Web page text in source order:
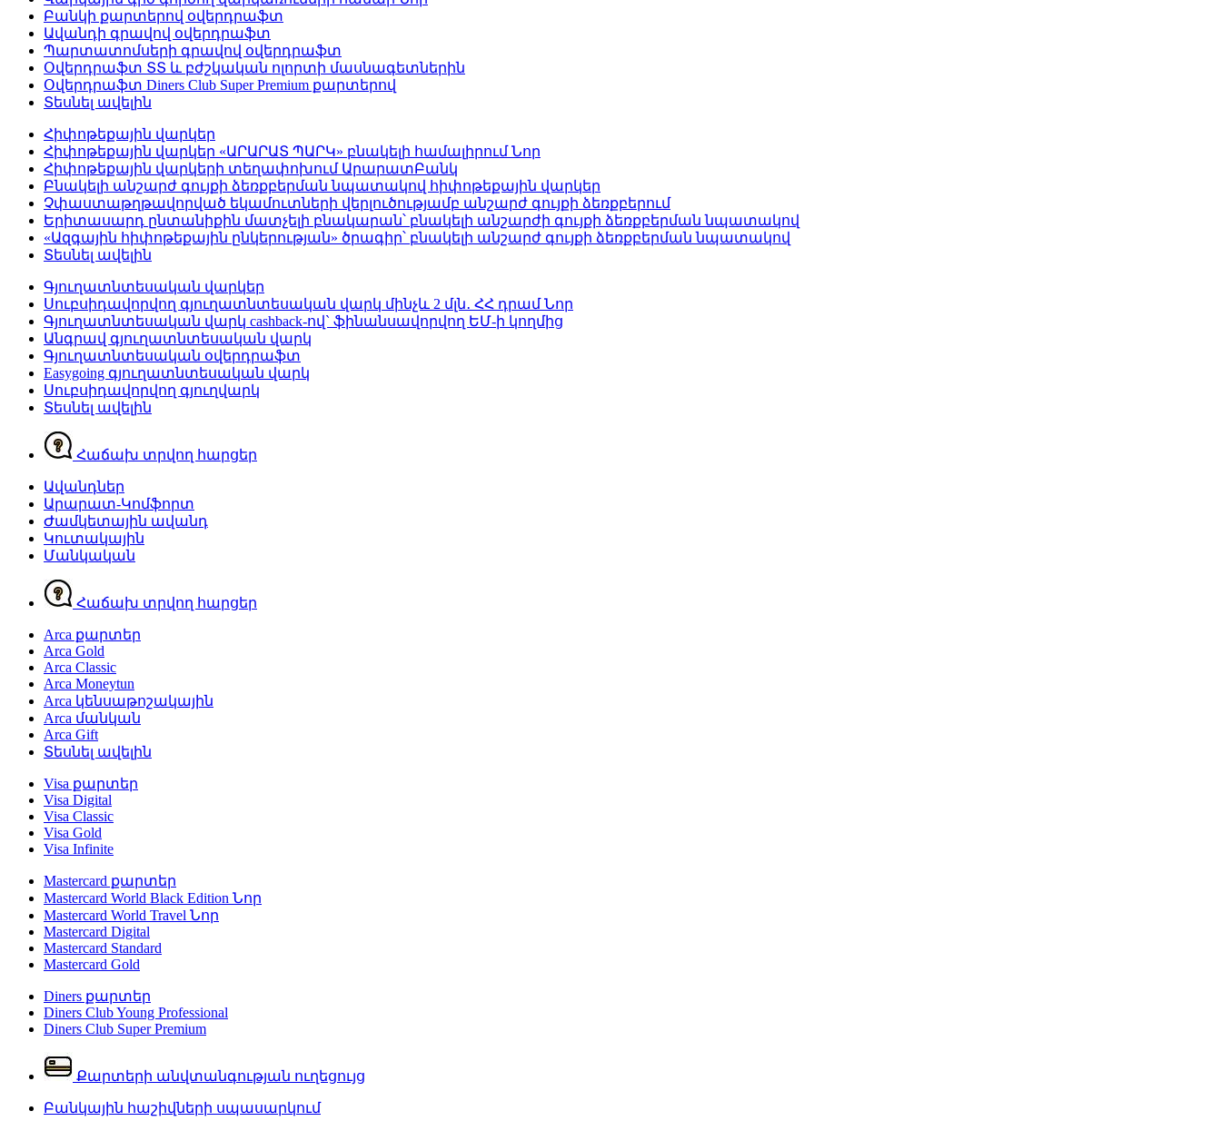
Բանկի քարտերով օվերդրաֆտ
Ավանդի գրավով օվերդրաֆտ
Պարտատոմսերի գրավով օվերդրաֆտ
Օվերդրաֆտ ՏՏ և բժշկական ոլորտի մասնագետներին
Օվերդրաֆտ Diners Club Super Premium քարտերով
Տեսնել ավելին
Հիփոթեքային վարկեր
Հիփոթեքային վարկեր «ԱՐԱՐԱՏ ՊԱՐԿ» բնակելի համալիրումՆոր
Հիփոթեքային վարկերի տեղափոխում ԱրարատԲանկ
Բնակելի անշարժ գույքի ձեռքբերման նպատակով հիփոթեքային վարկեր
Չփաստաթղթավորված եկամուտների վերլուծությամբ անշարժ գույքի ձեռքբերում
Երիտասարդ ընտանիքին մատչելի բնակարան՝ բնակելի անշարժի գույքի ձեռքբերման նպատակով
«Ազգային հիփոթեքային ընկերության» ծրագիր՝ բնակելի անշարժ գույքի ձեռքբերման նպատակով
Տեսնել ավելին
Գյուղատնտեսական վարկեր
Սուբսիդավորվող գյուղատնտեսական վարկ մինչև 2 մլն․ ՀՀ դրամՆոր
Գյուղատնտեսական վարկ cashback-ով` ֆինանսավորվող ԵՄ-ի կողմից
Անգրավ գյուղատնտեսական վարկ
Գյուղատնտեսական օվերդրաֆտ
Easygoing գյուղատնտեսական վարկ
Սուբսիդավորվող գյուղվարկ
Տեսնել ավելին
Հաճախ տրվող հարցեր
Ավանդներ
Արարատ-Կոմֆորտ
Ժամկետային ավանդ
Կուտակային
Մանկական
Հաճախ տրվող հարցեր
Arca քարտեր
Arca Gold
Arca Classic
Arca Moneytun
Arca կենսաթոշակային
Arca մանկան
Arca Gift
Տեսնել ավելին
Visa քարտեր
Visa Digital
Visa Classic
Visa Gold
Visa Infinite
Mastercard քարտեր
Mastercard World Black Edition Նոր
Mastercard World Travel Նոր
Mastercard Digital
Mastercard Standard
Mastercard Gold
Diners քարտեր
Diners Club Young Professional
Diners Club Super Premium
Քարտերի անվտանգության ուղեցույց
Բանկային հաշիվների սպասարկում